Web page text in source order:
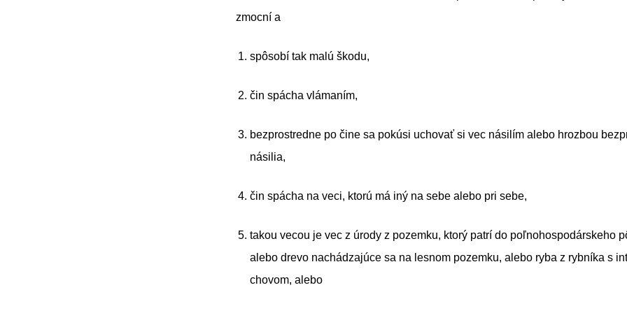
zmocní a
spôsobí tak malú škodu,
čin spácha vlámaním,
bezprostredne po čine sa pokúsi uchovať si vec násilím alebo hrozbou
násilia,
čin spácha na veci, ktorú má iný na sebe alebo pri sebe,
takou vecou je vec z úrody z pozemku, ktorý patrí do poľnohospodárskeho
alebo drevo nachádzajúce sa na lesnom pozemku, alebo ryba z rybníka s
chovom, alebo